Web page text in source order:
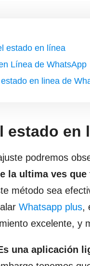
estado en línea
Línea de WhatsApp
en linea de
estado en
podremos
la ultima ves
método sea
Whatsapp plus,
excelente, y
una aplicación